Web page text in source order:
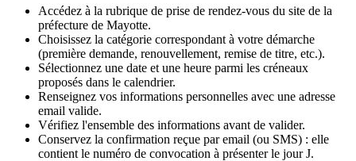
Accédez à la rubrique de prise de rendez-vous du site de la
préfecture de Mayotte.
Choisissez la catégorie correspondant à votre démarche
(première demande, renouvellement, remise de titre, etc.).
Sélectionnez une date et une heure parmi les créneaux
proposés dans le calendrier.
Renseignez vos informations personnelles avec une adresse
email valide.
Vérifiez l'ensemble des informations avant de valider.
Conservez la confirmation reçue par email (ou SMS) : elle
contient le numéro de convocation à présenter le jour J.